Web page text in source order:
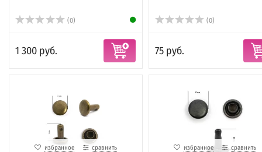
(0)
1 300 руб.
(0)
75 руб.
избранное сравнить избранное сравнить